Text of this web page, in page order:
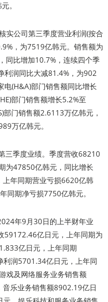
。
实公司第三季度营业利润(按合
，为7519亿韩元。销售额为
同比增加10.7%，连续四个季
利润同比大减81.4%，为902
电(H&A)部门销售额同比增长
部门销售额增长5.2%至
门销售额2.6113万亿韩元，
万亿韩元。
三季度业绩。季度营收68210
为47850亿韩元，同比增长
年同期营业亏损6620亿韩
同期净亏损7750亿韩元。
年9月30日的上半财年业
59172.46亿日元，上年同期为
亿日元，上年同期
润5701.34亿日元，上年同
戏及网络服务业务销售额
乐业务销售额8902.19亿日